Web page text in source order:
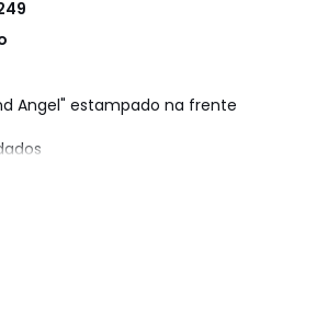
Angel" estampado na frente
instruções que figuram na etiqueta